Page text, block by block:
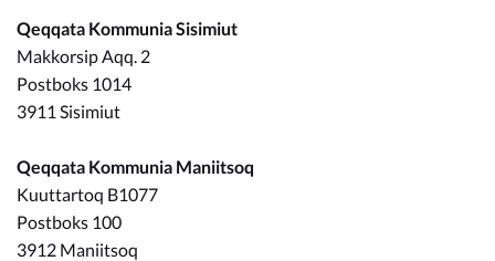
Qeqqata Kommunia Sisimiut
Makkorsip Aqq. 2
Postboks 1014
3911 Sisimiut
Qeqqata Kommunia Maniitsoq
Kuuttartoq B1077
Postboks 100
3912 Maniitsoq